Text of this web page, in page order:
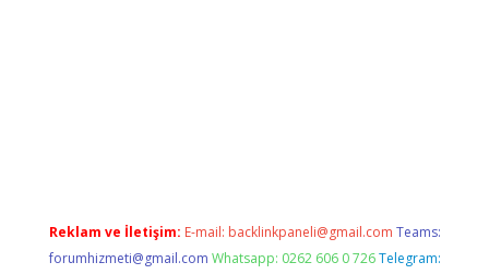
Reklam ve İletişim: E-mail: backlinkpaneli@gmail.com Teams:
forumhizmeti@gmail.com Whatsapp: 0262 606 0 726 Telegram: